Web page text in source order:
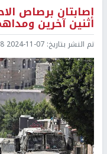
إصابتان برصاص
اثنين آخرين
تم النشر بتاريخ: 2024-11-07 08:38